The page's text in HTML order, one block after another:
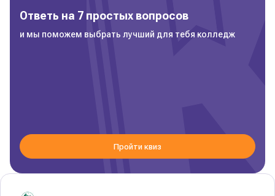
Ответь на 7 простых вопросов
и мы поможем выбрать лучший для тебя колледж
Пройти квиз